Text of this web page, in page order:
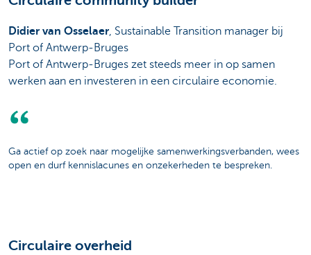
Didier van Osselaer, Sustainable Transition manager bij
Port of Antwerp-Bruges
Port of Antwerp-Bruges zet steeds meer in op samen
werken aan en investeren in een circulaire economie.
Ga actief op zoek naar mogelijke samenwerkingsverbanden, wees
open en durf kennislacunes en onzekerheden te bespreken.
Circulaire overheid